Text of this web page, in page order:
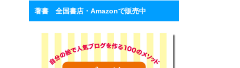
著書 全国書店・Amazonで販売中